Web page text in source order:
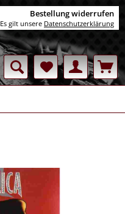
Bestellung widerrufen
Es gilt unsere Datenschutzerklärung